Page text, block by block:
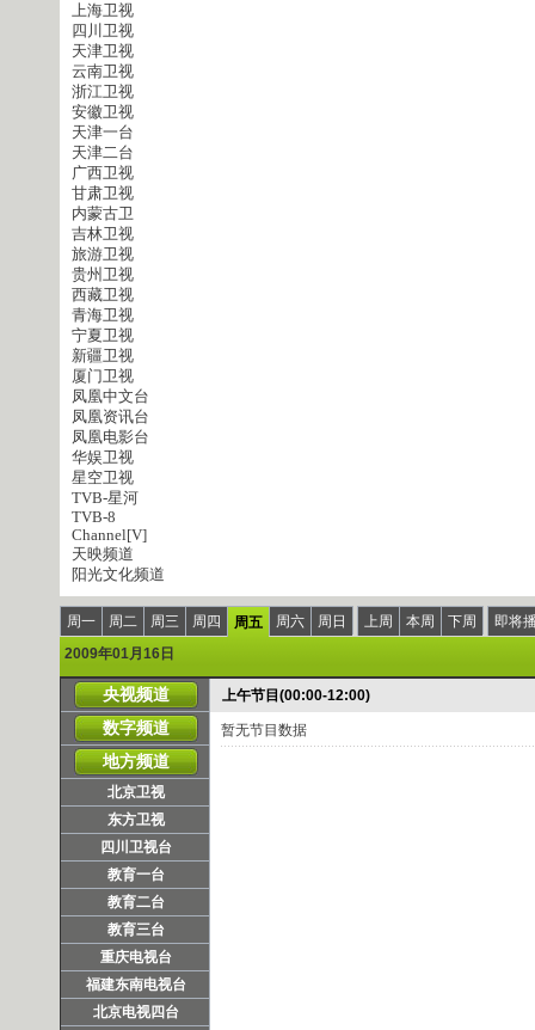
上海卫视
四川卫视
天津卫视
云南卫视
浙江卫视
安徽卫视
天津一台
天津二台
广西卫视
甘肃卫视
内蒙古卫
吉林卫视
旅游卫视
贵州卫视
西藏卫视
青海卫视
宁夏卫视
新疆卫视
厦门卫视
凤凰中文台
凤凰资讯台
凤凰电影台
华娱卫视
星空卫视
TVB-星河
TVB-8
Channel[V]
天映频道
阳光文化频道
周一 周二 周三 周四 周五 周六 周日 上周 本周 下周
即将
2009年01月16日
央视频道
数字频道
地方频道
北京卫视
东方卫视
四川卫视台
教育一台
教育二台
教育三台
重庆电视台
福建东南电视台
北京电视四台
上午节目(00:00-12:00)
暂无节目数据